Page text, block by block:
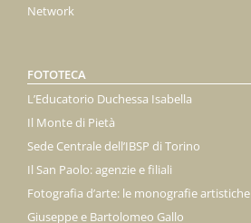
Network
FOTOTECA
L’Educatorio Duchessa Isabella
Il Monte di Pietà
Sede Centrale dell’IBSP di Torino
Il San Paolo: agenzie e filiali
Fotografia d’arte: le monografie artistiche
Giuseppe e Bartolomeo Gallo